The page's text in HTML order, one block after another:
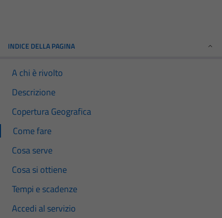
INDICE DELLA PAGINA
A chi è rivolto
Descrizione
Copertura Geografica
Come fare
Cosa serve
Cosa si ottiene
Tempi e scadenze
Accedi al servizio